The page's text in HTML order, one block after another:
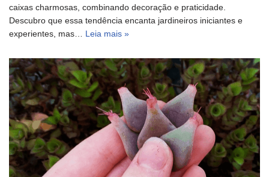
caixas charmosas, combinando decoração e praticidade.
Descubro que essa tendência encanta jardineiros iniciantes e
experientes, mas… Leia mais »